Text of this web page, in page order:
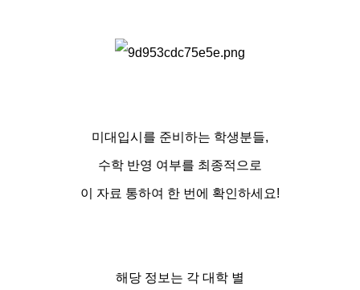
미대입시를 준비하는 학생분들,
수학 반영 여부를 최종적으로
이 자료 통하여 한 번에 확인하세요!
해당 정보는 각 대학 별